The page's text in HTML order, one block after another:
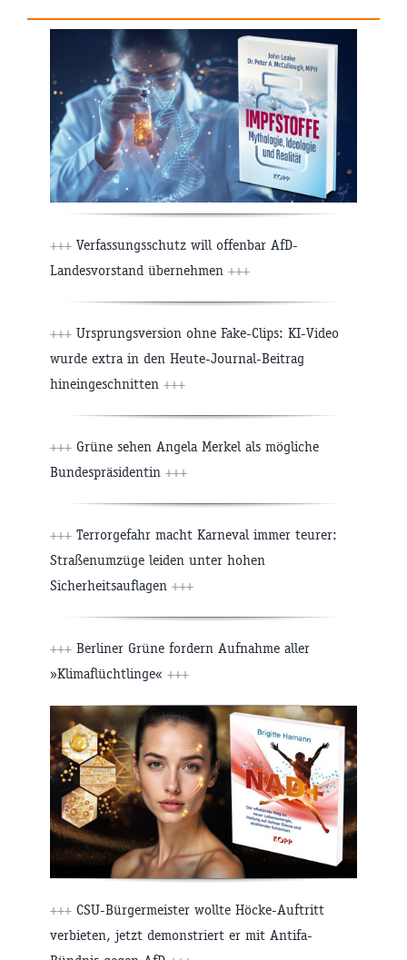
+++ Verfassungsschutz will offenbar AfD-
Landesvorstand übernehmen +++
+++ Ursprungsversion ohne Fake-Clips: KI-Video
wurde extra in den Heute-Journal-Beitrag
hineingeschnitten +++
+++ Grüne sehen Angela Merkel als mögliche
Bundespräsidentin +++
+++ Terrorgefahr macht Karneval immer teurer:
Straßenumzüge leiden unter hohen
Sicherheitsauflagen +++
+++ Berliner Grüne fordern Aufnahme aller
»Klimaflüchtlinge« +++
+++ CSU-Bürgermeister wollte Höcke-Auftritt
verbieten, jetzt demonstriert er mit Antifa-